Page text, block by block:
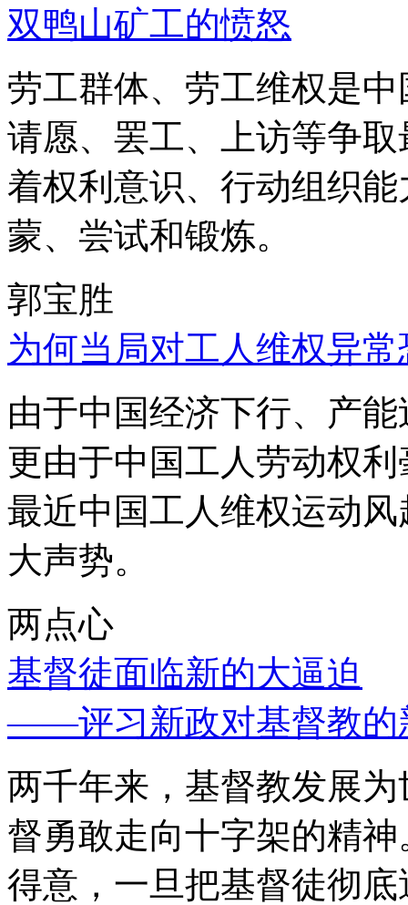
双鸭山矿工的愤怒
劳工群体、劳工维权是
请愿、罢工、上访等争
着权利意识、行动组织
蒙、尝试和锻炼。
郭宝胜
为何当局对工人维权异
由于中国经济下行、产
更由于中国工人劳动权
最近中国工人维权运动
大声势。
两点心
基督徒面临新的大逼迫
——评习新政对基督教的
两千年来，基督教发展
督勇敢走向十字架的精
得意，一旦把基督徒彻